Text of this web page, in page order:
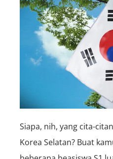
Siapa, nih, yang cita-
Korea Selatan? Buat